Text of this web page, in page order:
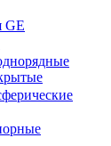
GE